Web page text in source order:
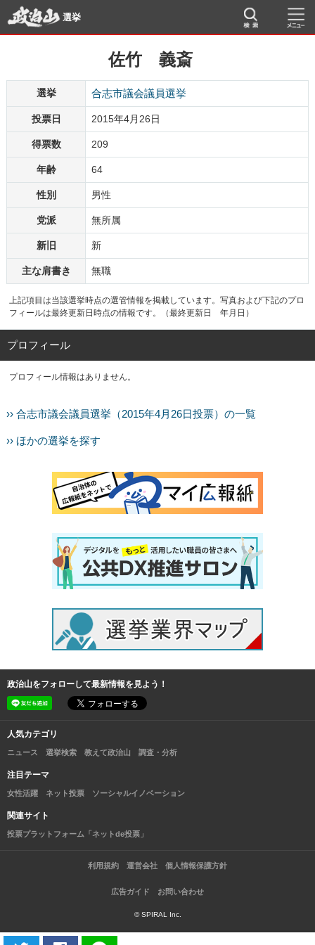
選挙
佐竹 義斎
選挙 合志市議会議員選挙
投票日 2015年4月26日
得票数 209
年齢 64
性別 男性
党派 無所属
新旧 新
主な肩書き 無職
上記項目は当該選挙時点の選管情報を掲載しています。写真および下記のプロ
フィールは最終更新日時点の情報です。（最終更新日 年月日）
プロフィール
プロフィール情報はありません。
›› 合志市議会議員選挙（2015年4月26日投票）の一覧
›› ほかの選挙を探す
政治山をフォローして最新情報を見よう！
人気カテゴリ
ニュース 選挙検索 教えて政治山 調査・分析
注目テーマ
女性活躍 ネット投票 ソーシャルイノベーション
関連サイト
投票プラットフォーム「ネットde投票」
利用規約 運営会社 個人情報保護方針
広告ガイド お問い合わせ
© SPIRAL Inc.